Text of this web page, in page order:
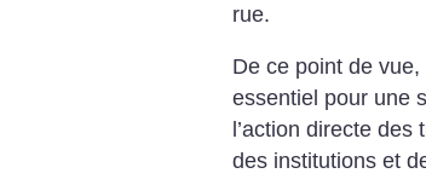
rue.
De ce point de
essentiel pour une
l’action directe
des institutions et